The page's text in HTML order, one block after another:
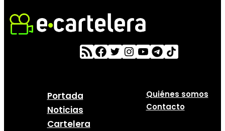
Portada
Noticias
Cartelera
Quiénes somos
Contacto